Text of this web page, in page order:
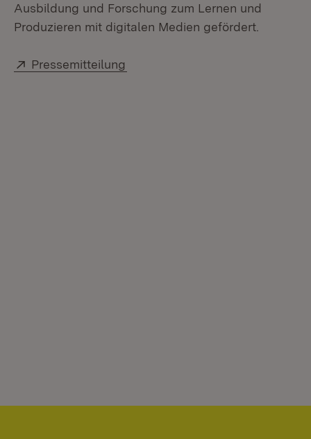
Ausbildung und Forschung zum Lernen und
Produzieren mit digitalen Medien gefördert.
Extern:
Pressemitteilung